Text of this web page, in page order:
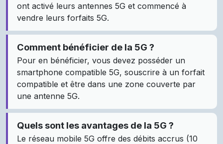
ont activé leurs antennes 5G et commencé à
vendre leurs forfaits 5G.
Comment bénéficier de la 5G ?
Pour en bénéficier, vous devez posséder un
smartphone compatible 5G, souscrire à un forfait
compatible et être dans une zone couverte par
une antenne 5G.
Quels sont les avantages de la 5G ?
Le réseau mobile 5G offre des débits accrus (10